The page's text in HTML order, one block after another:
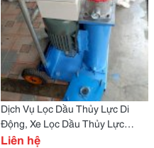
Dịch Vụ Lọc Dầu Thủy Lực Di
Động, Xe Lọc Dầu Thủy Lực
Thiết Kế Theo Yêu Cầu
Liên hệ